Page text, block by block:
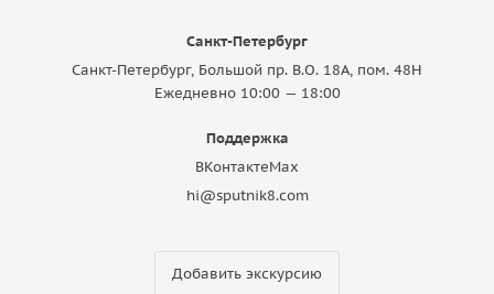
Санкт-Петербург
Санкт-Петербург, Большой пр. В.О. 18A, пом. 48Н
Ежедневно 10:00 — 18:00
Поддержка
ВКонтактеMax
hi@sputnik8.com
Добавить экскурсию